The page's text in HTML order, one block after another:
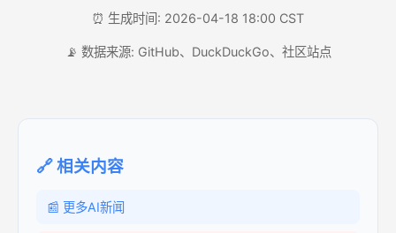
⏰ 生成时间: 2026-04-18 18:00 CST
📡 数据来源: GitHub、DuckDuckGo、社区站点
🔗 相关内容
📰 更多AI新闻